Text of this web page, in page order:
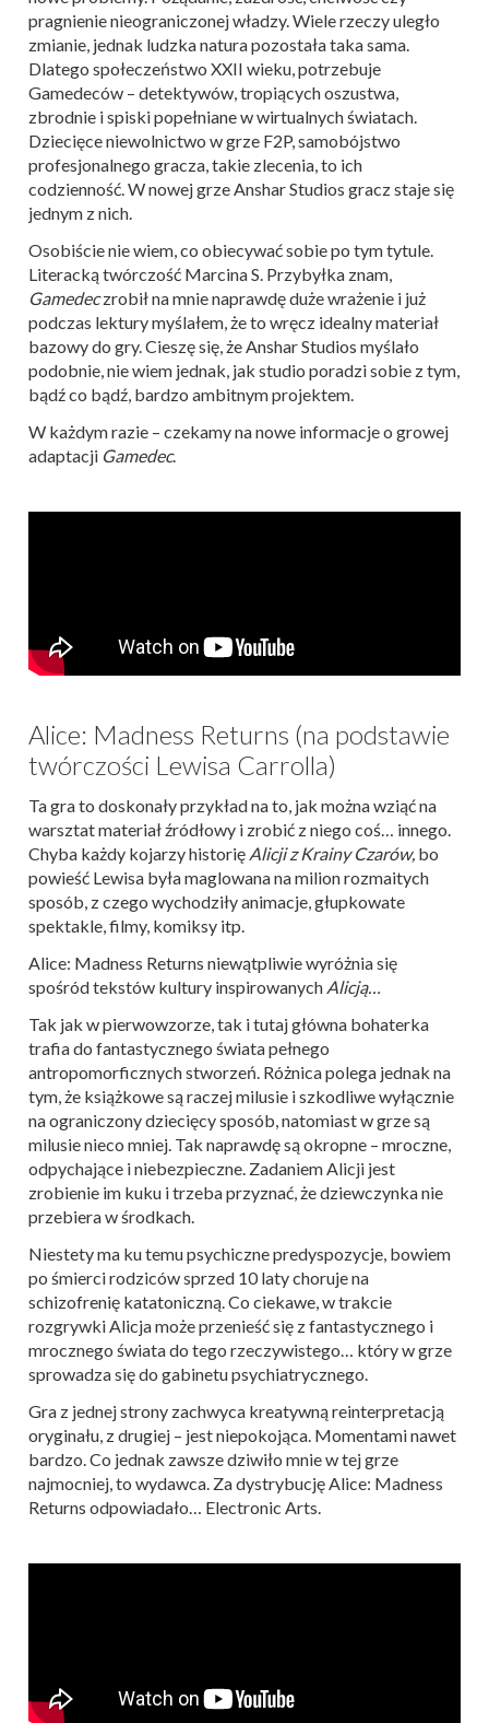
pragnienie nieograniczonej władzy. Wiele rzeczy uległo
zmianie, jednak ludzka natura pozostała taka sama.
Dlatego społeczeństwo XXII wieku, potrzebuje
Gamedeców – detektywów, tropiących oszustwa,
zbrodnie i spiski popełniane w wirtualnych światach.
Dziecięce niewolnictwo w grze F2P, samobójstwo
profesjonalnego gracza, takie zlecenia, to ich
codzienność. W nowej grze Anshar Studios gracz staje się
jednym z nich.
Osobiście nie wiem, co obiecywać sobie po tym tytule.
Literacką twórczość Marcina S. Przybyłka znam,
Gamedeczrobił na mnie naprawdę duże wrażenie i już
podczas lektury myślałem, że to wręcz idealny materiał
bazowy do gry. Cieszę się, że Anshar Studios myślało
podobnie, nie wiem jednak, jak studio poradzi sobie z tym,
bądź co bądź, bardzo ambitnym projektem.
W każdym razie – czekamy na nowe informacje o growej
adaptacji Gamedec.
Alice: Madness Returns (na podstawie
twórczości Lewisa Carrolla)
Ta gra to doskonały przykład na to, jak można wziąć na
warsztat materiał źródłowy i zrobić z niego coś… innego.
Chyba każdy kojarzy historię Alicji z Krainy Czarów, bo
powieść Lewisa była maglowana na milion rozmaitych
sposób, z czego wychodziły animacje, głupkowate
spektakle, filmy, komiksy itp.
Alice: Madness Returns niewątpliwie wyróżnia się
spośród tekstów kultury inspirowanych Alicją…
Tak jak w pierwowzorze, tak i tutaj główna bohaterka
trafia do fantastycznego świata pełnego
antropomorficznych stworzeń. Różnica polega jednak na
tym, że książkowe są raczej milusie i szkodliwe wyłącznie
na ograniczony dziecięcy sposób, natomiast w grze są
milusie nieco mniej. Tak naprawdę są okropne – mroczne,
odpychające i niebezpieczne. Zadaniem Alicji jest
zrobienie im kuku i trzeba przyznać, że dziewczynka nie
przebiera w środkach.
Niestety ma ku temu psychiczne predyspozycje, bowiem
po śmierci rodziców sprzed 10 laty choruje na
schizofrenię katatoniczną. Co ciekawe, w trakcie
rozgrywki Alicja może przenieść się z fantastycznego i
mrocznego świata do tego rzeczywistego… który w grze
sprowadza się do gabinetu psychiatrycznego.
Gra z jednej strony zachwyca kreatywną reinterpretacją
oryginału, z drugiej – jest niepokojąca. Momentami nawet
bardzo. Co jednak zawsze dziwiło mnie w tej grze
najmocniej, to wydawca. Za dystrybucję Alice: Madness
Returns odpowiadało… Electronic Arts.